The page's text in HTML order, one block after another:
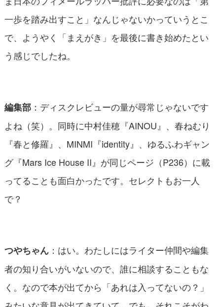
一歩を踏み出すこと」なんじゃないかっていうとこ
で、ようやく「まえがき」を最後に書き始めたとい
う感じでしたね。
編集部：ディスクレビューの量が尋常じゃないです
よね（笑）。同時に中村佳穂『AINOU』、春ねむり
『春と修羅』、MINMI『identity』、ゆるふわギャン
グ『Mars Ice House II』が同じページ（P236）に載
ってることも面白かったです。セレクトもお一人
で？
つやちゃん：はい。わたしにはライター仲間や編集
者の知り合いがいないので、誰に相談することもな
く。なので本が出てから「あれは入ってないの？」